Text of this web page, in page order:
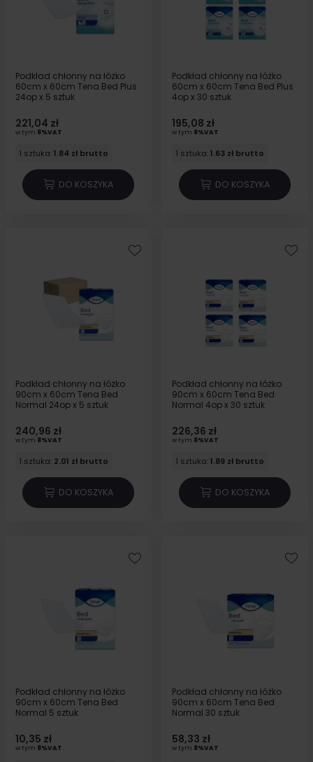
Podkład chłonny na łóżko
60cm x 60cm Tena Bed Plus
24op x 5 sztuk
221,04 zł
w tym 8%VAT
1 sztuka:1.84 zł brutto
DO KOSZYKA
Podkład chłonny na łóżko
60cm x 60cm Tena Bed Plus
4op x 30 sztuk
195,08 zł
w tym 8%VAT
1 sztuka:1.63 zł brutto
DO KOSZYKA
Podkład chłonny na łóżko
90cm x 60cm Tena Bed
Normal 24op x 5 sztuk
240,96 zł
w tym 8%VAT
1 sztuka: 2.01 zł brutto
DO KOSZYKA
Podkład chłonny na łóżko
90cm x 60cm Tena Bed
Normal 4op x 30 sztuk
226,36 zł
w tym 8%VAT
1 sztuka:1.89 zł brutto
DO KOSZYKA
Podkład chłonny na łóżko
90cm x 60cm Tena Bed
Normal 5 sztuk
10,35 zł
w tym 8%VAT
Podkład chłonny na łóżko
90cm x 60cm Tena Bed
Normal 30 sztuk
58,33 zł
w tym 8%VAT